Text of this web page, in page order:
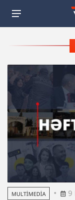
MULTIMEDIA 9